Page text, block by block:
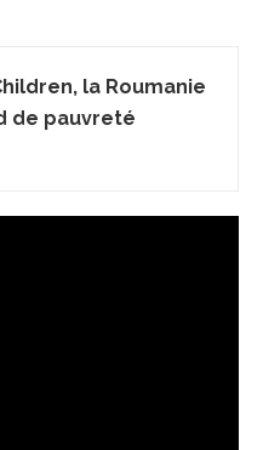
la Roumanie
de pauvreté